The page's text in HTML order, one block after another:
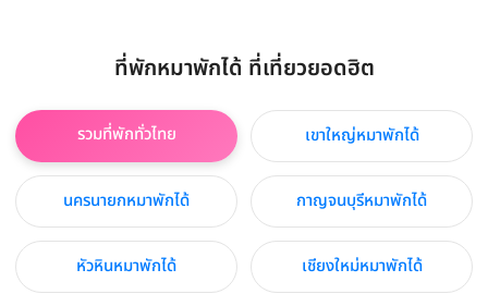
ที่พักหมาพักได้ ที่เที่ยวยอดฮิต
รวมที่พักทั่วไทย เขาใหญ่หมาพักได้
นครนายกหมาพักได้ กาญจนบุรีหมาพักได้
หัวหินหมาพักได้ เชียงใหม่หมาพักได้